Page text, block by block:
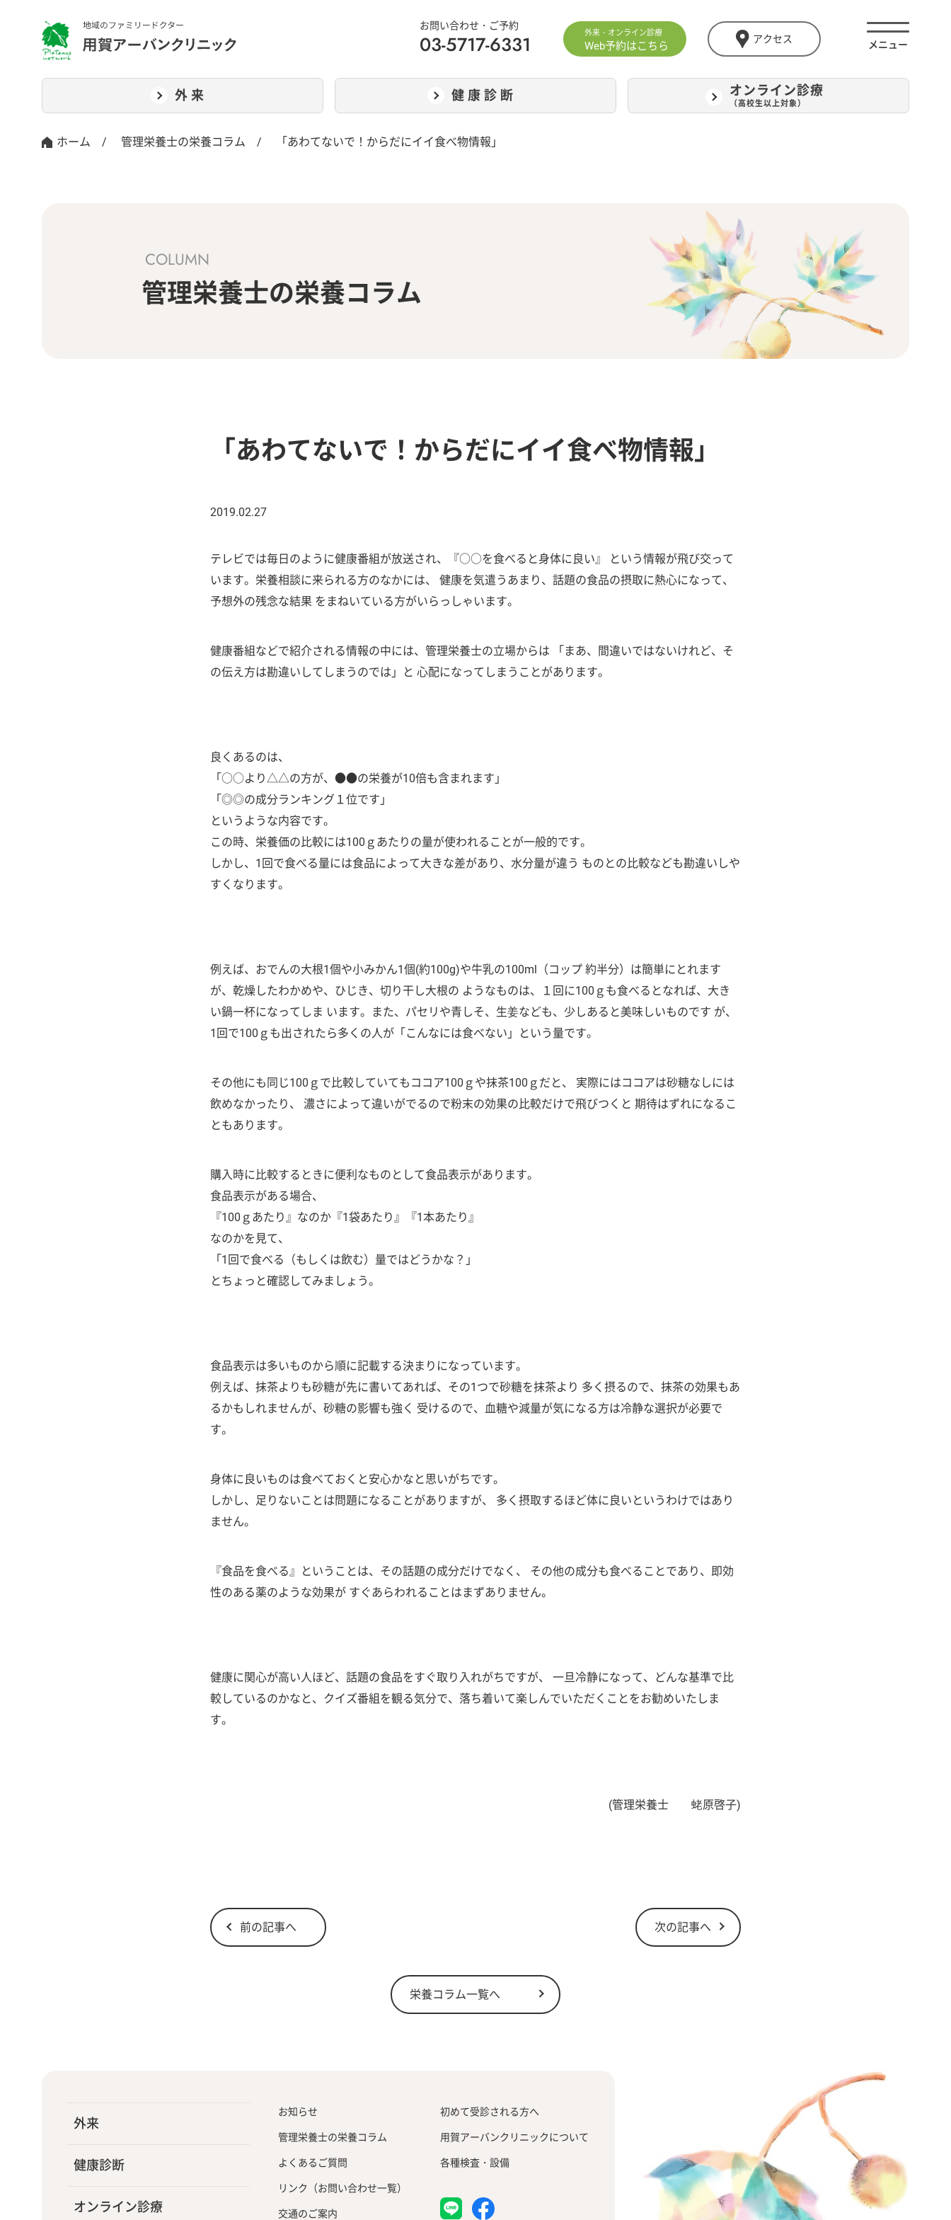
お問い合わせ・ご予約
03-5717-6331 外来・オンライン診療
Web予約はこちら
アクセス
外来 健康診断 オンライン診療
（高校生以上対象）
ホーム / 管理栄養士の栄養コラム / 「あわてないで！からだにイイ食べ物情報」
COLUMN
管理栄養士の栄養コラム
「あわてないで！からだにイイ食べ物情報」
2019.02.27
テレビでは毎日のように健康番組が放送され、『○○を食べると身体に良い』 という情報が飛び交って
います。栄養相談に来られる方のなかには、 健康を気遣うあまり、話題の食品の摂取に熱心になって、
予想外の残念な結果 をまねいている方がいらっしゃいます。
健康番組などで紹介される情報の中には、管理栄養士の立場からは 「まあ、間違いではないけれど、そ
の伝え方は勘違いしてしまうのでは」と 心配になってしまうことがあります。
良くあるのは、
「○○より△△の方が、●●の栄養が10倍も含まれます」
「◎◎の成分ランキング１位です」
というような内容です。
この時、栄養価の比較には100ｇあたりの量が使われることが一般的です。
しかし、1回で食べる量には食品によって大きな差があり、水分量が違う ものとの比較なども勘違いしや
すくなります。
例えば、おでんの大根1個や小みかん1個(約100g)や牛乳の100ml（コップ 約半分）は簡単にとれます
が、乾燥したわかめや、ひじき、切り干し大根の ようなものは、１回に100ｇも食べるとなれば、大き
い鍋一杯になってしま います。また、パセリや青しそ、生姜なども、少しあると美味しいものです が、
1回で100ｇも出されたら多くの人が「こんなには食べない」という量です。
その他にも同じ100ｇで比較していてもココア100ｇや抹茶100ｇだと、 実際にはココアは砂糖なしには
飲めなかったり、 濃さによって違いがでるので粉末の効果の比較だけで飛びつくと 期待はずれになるこ
ともあります。
購入時に比較するときに便利なものとして食品表示があります。
食品表示がある場合、
『100ｇあたり』なのか『1袋あたり』『1本あたり』
なのかを見て、
「1回で食べる（もしくは飲む）量ではどうかな？」
とちょっと確認してみましょう。
食品表示は多いものから順に記載する決まりになっています。
例えば、抹茶よりも砂糖が先に書いてあれば、その1つで砂糖を抹茶より 多く摂るので、抹茶の効果もあ
るかもしれませんが、砂糖の影響も強く 受けるので、血糖や減量が気になる方は冷静な選択が必要で
す。
身体に良いものは食べておくと安心かなと思いがちです。
しかし、足りないことは問題になることがありますが、 多く摂取するほど体に良いというわけではあり
ません。
『食品を食べる』ということは、その話題の成分だけでなく、 その他の成分も食べることであり、即効
性のある薬のような効果が すぐあらわれることはまずありません。
健康に関心が高い人ほど、話題の食品をすぐ取り入れがちですが、 一旦冷静になって、どんな基準で比
較しているのかなと、クイズ番組を観る気分で、落ち着いて楽しんでいただくことをお勧めいたしま
す。
(管理栄養士 蛯原啓子)
前の記事へ 次の記事へ
栄養コラム一覧へ
外来
健康診断
オンライン診療
お知らせ
管理栄養士の栄養コラム
よくあるご質問
リンク（お問い合わせ一覧）
交通のご案内
初めて受診される方へ
用賀アーバンクリニックについて
各種検査・設備